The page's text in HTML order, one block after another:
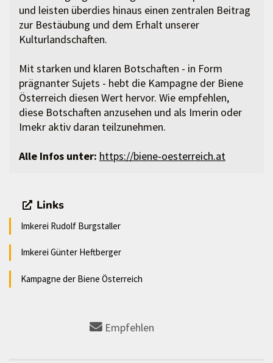
und leisten überdies hinaus einen zentralen Beitrag
zur Bestäubung und dem Erhalt unserer
Kulturlandschaften.
Mit starken und klaren Botschaften - in Form
prägnanter Sujets - hebt die Kampagne der Biene
Österreich diesen Wert hervor. Wie empfehlen,
diese Botschaften anzusehen und als Imerin oder
Imekr aktiv daran teilzunehmen.
Alle Infos unter: https://biene-oesterreich.at
Links
Imkerei Rudolf Burgstaller
Imkerei Günter Heftberger
Kampagne der Biene Österreich
Empfehlen